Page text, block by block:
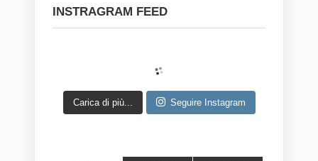
INSTRAGRAM FEED
Carica di più... Seguire Instagram